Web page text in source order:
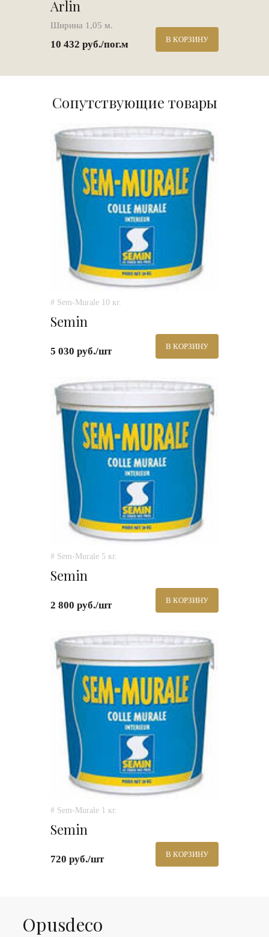
Arlin
Ширина 1,05 м.
10 432 руб./пог.м В КОРЗИНУ
Сопутствующие товары
# Sem-Murale 10 кг.
Semin
5 030 руб./шт В КОРЗИНУ
# Sem-Murale 5 кг.
Semin
2 800 руб./шт В КОРЗИНУ
# Sem-Murale 1 кг.
Semin
720 руб./шт В КОРЗИНУ
Оpusdeco